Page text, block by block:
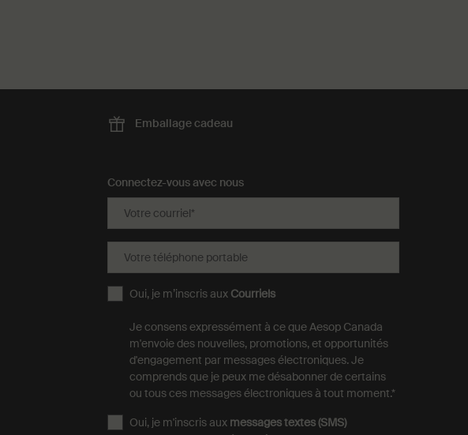
Emballagecadeau
Connectez-vous avec nous
Votre courriel*
Votre téléphone portable
Oui, je m’inscris aux Courriels
Je consens expressément à ce que Aesop Canada
m'envoie des nouvelles, promotions, et opportunités
d'engagement par messages électroniques. Je
comprends que je peux me désabonner de certains
ou tous ces messages électroniques à tout moment.*
Oui, je m'inscris aux messages textes (SMS)